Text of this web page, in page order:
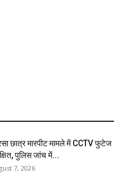
छात्र मारपीट मामले में CCTV फुटेज
पुलिस जांच में...
7, 2026